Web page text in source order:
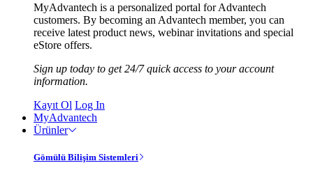
MyAdvantech is a personalized portal for Advantech
customers. By becoming an Advantech member, you can
receive latest product news, webinar invitations and special
eStore offers.
Sign up today to get 24/7 quick access to your account
information.
Kayıt Ol Log In
MyAdvantech
Ürünler
Gömülü Bilişim Sistemleri